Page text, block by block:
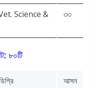
Science &
৩৩
৮০টি
আসন